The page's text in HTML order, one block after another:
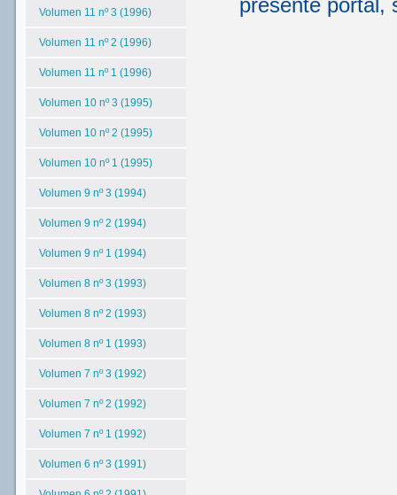
Volumen 11 nº 3 (1996)
Volumen 11 nº 2 (1996)
Volumen 11 nº 1 (1996)
Volumen 10 nº 3 (1995)
Volumen 10 nº 2 (1995)
Volumen 10 nº 1 (1995)
Volumen 9 nº 3 (1994)
Volumen 9 nº 2 (1994)
Volumen 9 nº 1 (1994)
Volumen 8 nº 3 (1993)
Volumen 8 nº 2 (1993)
Volumen 8 nº 1 (1993)
Volumen 7 nº 3 (1992)
Volumen 7 nº 2 (1992)
Volumen 7 nº 1 (1992)
Volumen 6 nº 3 (1991)
presente portal,